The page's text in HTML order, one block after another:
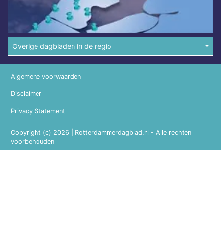
Overige dagbladen in de regio
Copyright (c) 2026 | Rotterdammerdagblad.nl - Alle rechten
voorbehouden
Algemene voorwaarden
Disclaimer
Privacy Statement